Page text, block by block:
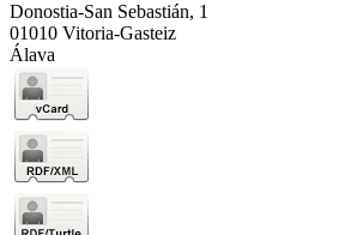
Donostia-San Sebastián, 1
01010 Vitoria-Gasteiz
Álava